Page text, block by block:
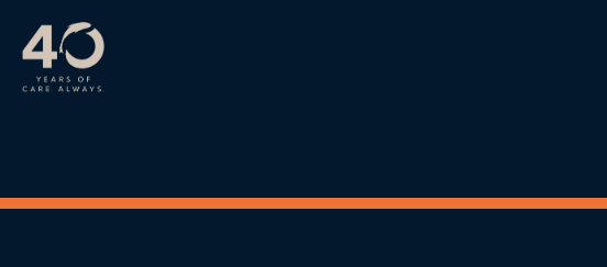
Langkau ke kandungan utama